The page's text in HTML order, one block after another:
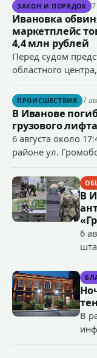
ЗАКОН И ПОРЯДОК 7
Ивановка
маркетплейс
4,4 млн рублей
Перед судом
областного
сумму более 4,4
ПРОИСШЕСТВИЯ 7
В Иванове
грузового лифта
6 августа около
районе ул.
В
6
В